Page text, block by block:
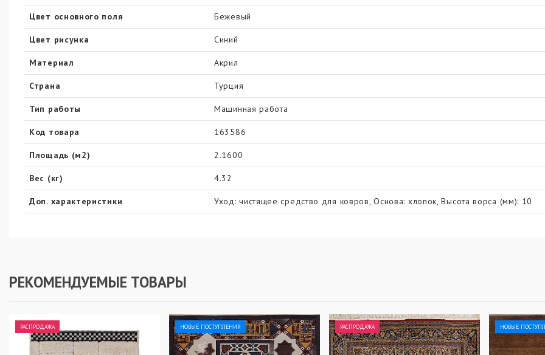
Цвет основного поля Бежевый
Цвет рисунка Синий
Материал Акрил
Страна Турция
Тип работы Машинная работа
Код товара 163586
Площадь (м2) 2.1600
Вес (кг) 4.32
Доп. характеристики Уход: чистящее средство для ковров, Основа: хлопок, Высота ворса (мм): 10
РЕКОМЕНДУЕМЫЕ ТОВАРЫ
РАСПРОДАЖА НОВЫЕ ПОСТУПЛЕНИЯ РАСПРОДАЖА НОВЫЕ